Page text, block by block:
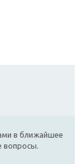
в ближайшее
вопросы.